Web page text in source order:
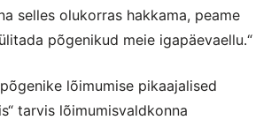
selles olukorras hakkama, peame
põgenikud meie igapäevaellu.“
lõimumise pikaajalised
tarvis lõimumisvaldkonna